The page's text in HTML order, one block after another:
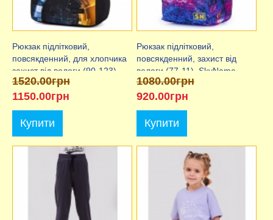
Рюкзак підлітковий,
повсякденний, для хлопчика
захист від вологи (90-123),
SkyName
1520.00грн
1150.00грн
Купити
Рюкзак підлітковий,
повсякденний, захист від
вологи (77-11), SkyName
1080.00грн
920.00грн
Купити